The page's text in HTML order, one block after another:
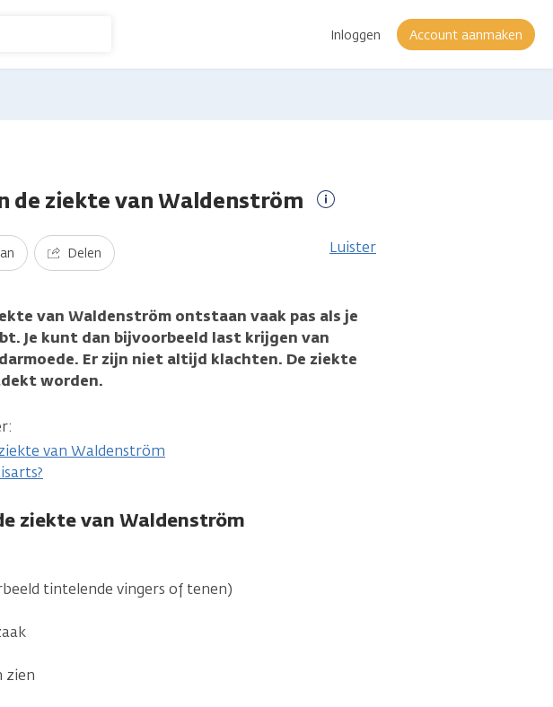
Inloggen Account aanmaken
de ziekte van Waldenström
informatie
Delen Luister
van Waldenström ontstaan vaak pas als je
Je kunt dan bijvoorbeeld last krijgen van
Er zijn niet altijd klachten. De ziekte
worden.
van Waldenström
ziekte van Waldenström
tintelende vingers of tenen)
zien